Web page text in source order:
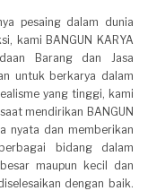
pesaing dalam dunia
kami BANGUN KARYA
Barang dan Jasa
untuk berkarya dalam
yang tinggi, kami
mendirikan BANGUN
nyata dan memberikan
bidang dalam
maupun kecil dan
dengan baik.